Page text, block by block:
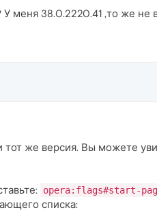
меня 38.0.2220.41 ,то же
тот же версия. Вы можете
opera:flags#start-
списка: